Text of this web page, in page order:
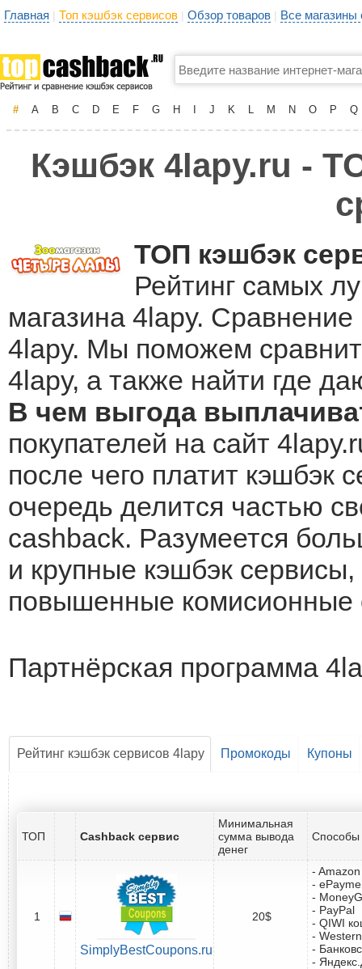
Главная | Топ кэшбэк сервисов | Обзор товаров | Все
# A B C D E F G H J K L M N O P Q
Кэшбэк 4lapy.ru -
ТОП кэшбэк
Рейтинг самых
магазина 4lapy. Сравнение
4lapy. Мы поможем
4lapy, а также найти где
В чем выгода
покупателей на сайт
после чего платит кэшбэк
очередь делится частью
cashback. Разумеется
и крупные кэшбэк
повышенные комисионные
Партнёрская программа
Рейтинг кэшбэк сервисов 4lapy Промокоды Купоны
ТОП Cashback сервис
Минимальная
сумма вывода
денег
Способы
1
SimplyBestCoupons.ru
20$
-
-
-
- PayPal
- QIWI
-
-
-